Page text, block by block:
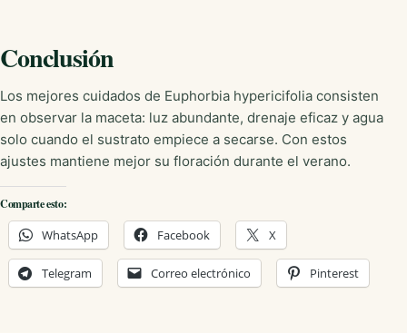
Conclusión
Los mejores cuidados de Euphorbia hypericifolia consisten
en observar la maceta: luz abundante, drenaje eficaz y agua
solo cuando el sustrato empiece a secarse. Con estos
ajustes mantiene mejor su floración durante el verano.
Comparte esto:
WhatsApp Facebook X
Telegram Correo electrónico Pinterest